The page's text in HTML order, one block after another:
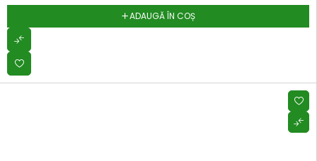
ADAUGĂ ÎN COȘ